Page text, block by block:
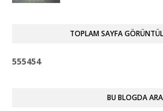
TOPLAM SAYFA
555454
BU BLOGDA ARA